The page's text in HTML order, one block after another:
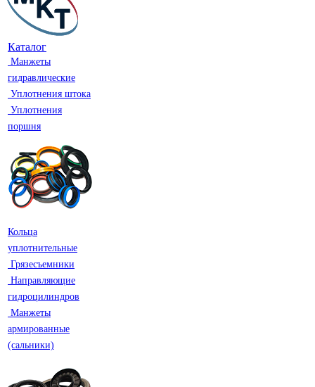
Каталог
Манжеты
гидравлические
Уплотнения штока
Уплотнения
поршня
Кольца
уплотнительные
Грязесъемники
Направляющие
гидроцилиндров
Манжеты
армированные
(сальники)